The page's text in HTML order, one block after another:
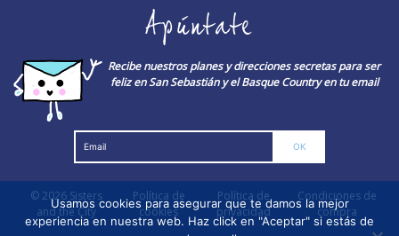
Apúntate
Recibe nuestros planes y direcciones secretas para ser
feliz en San Sebastián y el Basque Country en tu email
© 2026 Sisters
and the City
Política de
cookies
Política de
privacidad
Condiciones de
compra
Usamos cookies para asegurar que te damos la mejor
experiencia en nuestra web. Haz click en "Aceptar" si estás de